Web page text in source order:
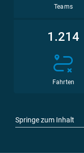
Teams
1.214
Fahrten
Springe zum Inhalt